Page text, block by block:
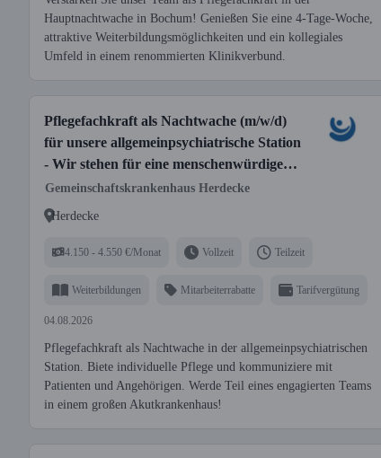
Hauptnachtwache in Bochum! Genießen Sie eine 4-Tage-Woche,
attraktive Weiterbildungsmöglichkeiten und ein kollegiales
Umfeld in einem renommierten Klinikverbund.
Pflegefachkraft als Nachtwache (m/w/d)
für unsere allgemeinpsychiatrische Station
- Wir stehen für eine menschenwürdige
Pflege!
Gemeinschaftskrankenhaus Herdecke
Herdecke
4.150 - 4.550 €/Monat Vollzeit Teilzeit
Weiterbildungen Mitarbeiterrabatte Tarifvergütung
04.08.2026
Pflegefachkraft als Nachtwache in der allgemeinpsychiatrischen
Station. Biete individuelle Pflege und kommuniziere mit
Patienten und Angehörigen. Werde Teil eines engagierten Teams
in einem großen Akutkrankenhaus!